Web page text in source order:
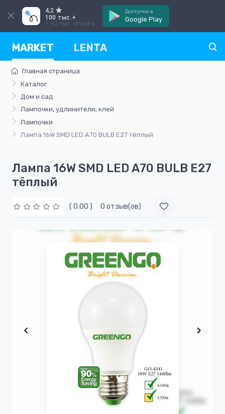
4,2
100 тыс.+
1,92 тыс. отзыва
Доступно в
Google Play
MARKET LENTA
Главная страница
Каталог
Дом и сад
Лампочки, удлинители, клей
Лампочки
Лампа 16W SMD LED A70 BULB E27 тёплый
Лампа 16W SMD LED A70 BULB E27
тёплый
( 0.00 ) 0 отзыв(ов)